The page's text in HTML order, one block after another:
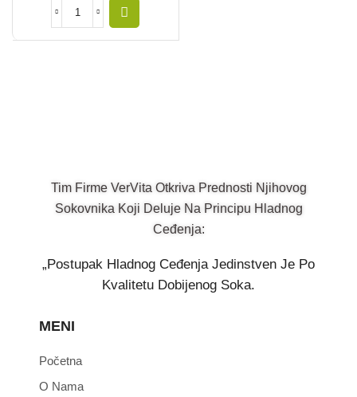
Tim Firme VerVita Otkriva Prednosti Njihovog
Sokovnika Koji Deluje Na Principu Hladnog
Ceđenja:
„Postupak Hladnog Ceđenja Jedinstven Je Po
Kvalitetu Dobijenog Soka.
MENI
Početna
O Nama